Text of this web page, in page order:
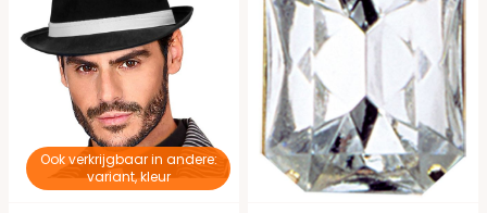
Ook verkrijgbaar in andere:
variant, kleur